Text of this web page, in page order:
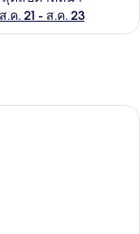
ส.ค. 21 - ส.ค. 23
ะดับพรีเมียม, ผ้านวมขนเ